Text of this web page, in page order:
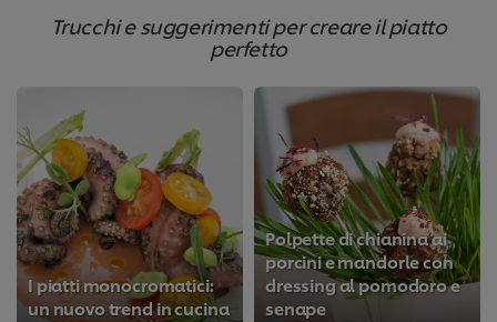
Trucchi e suggerimenti per creare il piatto
perfetto
I piatti monocromatici:
un nuovo trend in cucina
Polpette di chianina ai
porcini e mandorle con
dressing al pomodoro e
senape